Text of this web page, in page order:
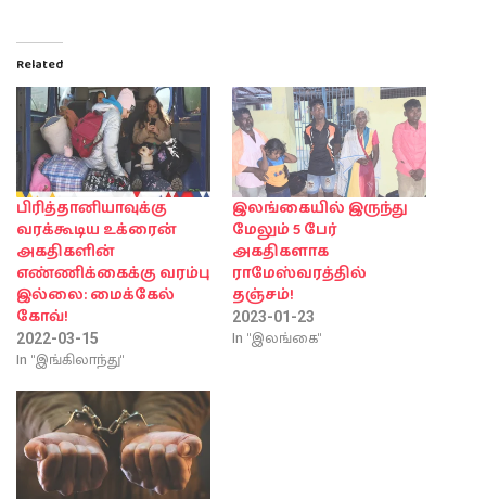
Related
பிரித்தானியாவுக்கு
வரக்கூடிய உக்ரைன்
அகதிகளின்
எண்ணிக்கைக்கு வரம்பு
இல்லை: மைக்கேல்
கோவ்!
2022-03-15
In "இங்கிலாந்து"
இலங்கையில் இருந்து
மேலும் 5 பேர்
அகதிகளாக
ராமேஸ்வரத்தில்
தஞ்சம்!
2023-01-23
In "இலங்கை"